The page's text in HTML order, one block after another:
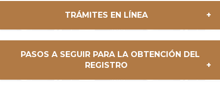
TRÁMITES EN LÍNEA
SELECCIONA EL
TRÁMITE QUE
PASOS A SEGUIR PARA LA OBTENCIÓN DEL
REGISTRO